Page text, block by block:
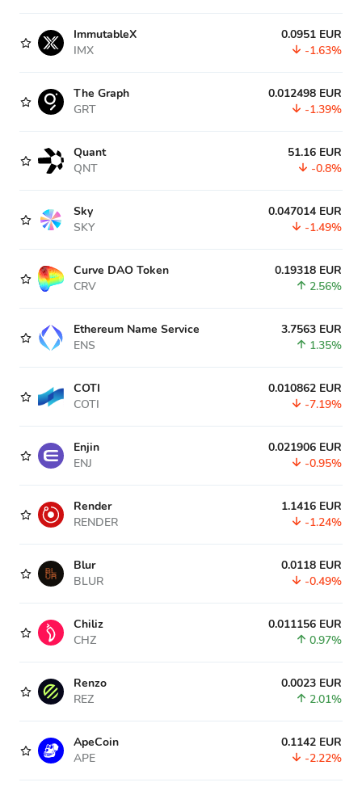
ImmutableX
IMX
0.0951 EUR
-1.63%
The Graph
GRT
0.012498 EUR
-1.39%
Quant
QNT
51.16 EUR
-0.8%
Sky
SKY
0.047014 EUR
-1.49%
Curve DAO Token
CRV
0.19318 EUR
2.56%
Ethereum Name Service
ENS
3.7563 EUR
1.35%
COTI
COTI
0.010862 EUR
-7.19%
Enjin
ENJ
0.021906 EUR
-0.95%
Render
RENDER
1.1416 EUR
-1.24%
Blur
BLUR
0.0118 EUR
-0.49%
Chiliz
CHZ
0.011156 EUR
0.97%
Renzo
REZ
0.0023 EUR
2.01%
ApeCoin
APE
0.1142 EUR
-2.22%